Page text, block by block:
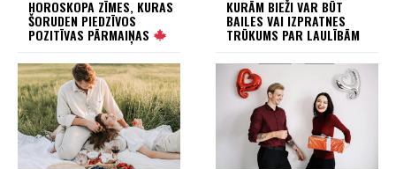
HOROSKOPA ZĪMES, KURAS
ŠORUDEN PIEDZĪVOS
POZITĪVAS PĀRMAIŅAS
KURĀM BIEŽI VAR BŪT
BAILES VAI IZPRATNES
TRŪKUMS PAR LAULĪBĀM